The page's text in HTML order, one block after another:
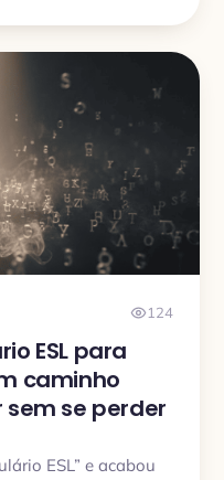
124
ESL para
caminho
se perder
ESL” e acabou